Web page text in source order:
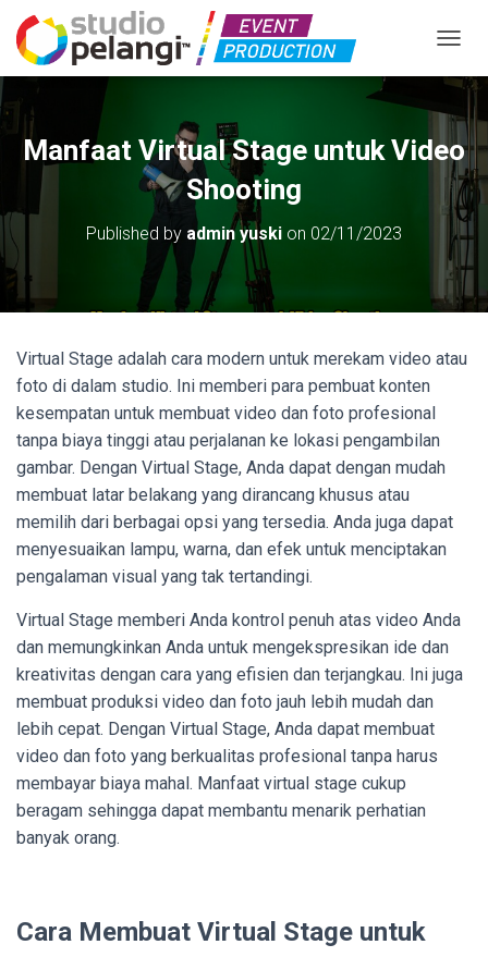
Manfaat Virtual Stage untuk Video
Shooting
Published by admin yuski on 02/11/2023
Virtual Stage adalah cara modern untuk merekam video atau
foto di dalam studio. Ini memberi para pembuat konten
kesempatan untuk membuat video dan foto profesional
tanpa biaya tinggi atau perjalanan ke lokasi pengambilan
gambar. Dengan Virtual Stage, Anda dapat dengan mudah
membuat latar belakang yang dirancang khusus atau
memilih dari berbagai opsi yang tersedia. Anda juga dapat
menyesuaikan lampu, warna, dan efek untuk menciptakan
pengalaman visual yang tak tertandingi.
Virtual Stage memberi Anda kontrol penuh atas video Anda
dan memungkinkan Anda untuk mengekspresikan ide dan
kreativitas dengan cara yang efisien dan terjangkau. Ini juga
membuat produksi video dan foto jauh lebih mudah dan
lebih cepat. Dengan Virtual Stage, Anda dapat membuat
video dan foto yang berkualitas profesional tanpa harus
membayar biaya mahal. Manfaat virtual stage cukup
beragam sehingga dapat membantu menarik perhatian
banyak orang.
Cara Membuat Virtual Stage untuk